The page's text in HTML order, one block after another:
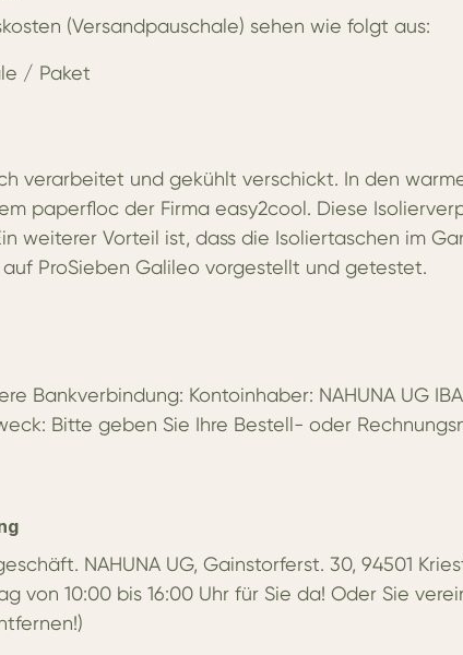
(Versandpauschale) sehen wie folgt aus:
/ Paket
verarbeitet und gekühlt verschickt. In den
paperfloc der Firma easy2cool. Diese
weiterer Vorteil ist, dass die Isoliertaschen im
ProSieben Galileo vorgestellt und getestet.
Bankverbindung: Kontoinhaber: NAHUNA UG
Bitte geben Sie Ihre Bestell- oder
NAHUNA UG, Gainstorferst. 30, 94501
von 10:00 bis 16:00 Uhr für Sie da! Oder Sie